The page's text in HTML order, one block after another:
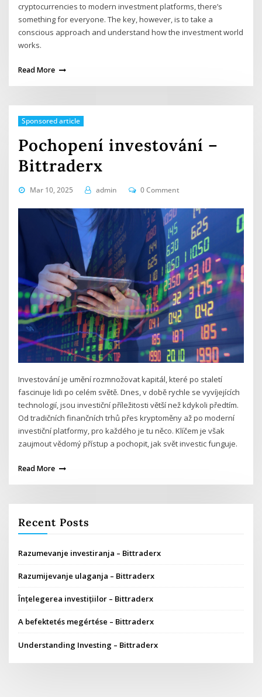
cryptocurrencies to modern investment platforms, there’s
something for everyone. The key, however, is to take a
conscious approach and understand how the investment world
works.
Read More
Sponsored article
Pochopení investování –
Bittraderx
Mar 10, 2025 admin 0 Comment
Investování je umění rozmnožovat kapitál, které po staletí
fascinuje lidi po celém světě. Dnes, v době rychle se vyvíjejících
technologií, jsou investiční příležitosti větší než kdykoli předtím.
Od tradičních finančních trhů přes kryptoměny až po moderní
investiční platformy, pro každého je tu něco. Klíčem je však
zaujmout vědomý přístup a pochopit, jak svět investic funguje.
Read More
Recent Posts
Razumevanje investiranja – Bittraderx
Razumijevanje ulaganja – Bittraderx
Înțelegerea investițiilor – Bittraderx
A befektetés megértése – Bittraderx
Understanding Investing – Bittraderx